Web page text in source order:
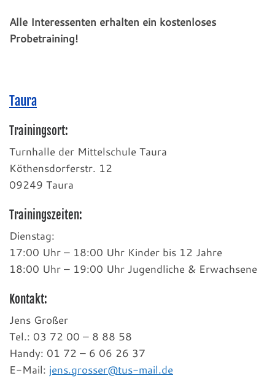
Alle Interessenten erhalten ein kostenloses
Probetraining!
Taura
Trainingsort:
Turnhalle der Mittelschule Taura
Köthensdorferstr. 12
09249 Taura
Trainingszeiten:
Dienstag:
17:00 Uhr – 18:00 Uhr Kinder bis 12 Jahre
18:00 Uhr – 19:00 Uhr Jugendliche & Erwachsene
Kontakt:
Jens Großer
Tel.: 03 72 00 – 8 88 58
Handy: 01 72 – 6 06 26 37
E-Mail: jens.grosser@tus-mail.de